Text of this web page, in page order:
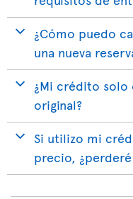
¿Cómo puedo
una nueva
¿Mi crédito solo
original?
Si utilizo mi
precio,